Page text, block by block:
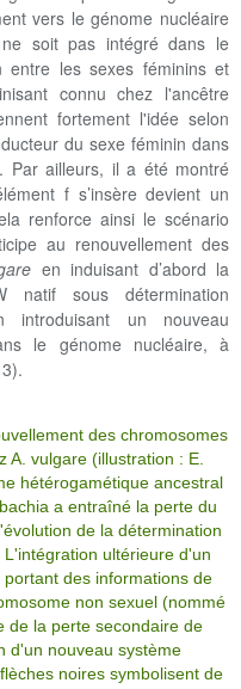
vers le génome nucléaire
soit pas intégré dans le
entre les sexes féminins et
connu chez l'ancêtre
fortement l'idée selon
du sexe féminin dans
Par ailleurs, il a été montré
f s’insère devient un
renforce ainsi le scénario
au renouvellement des
en induisant d’abord la
natif sous détermination
introduisant un nouveau
le génome nucléaire, à